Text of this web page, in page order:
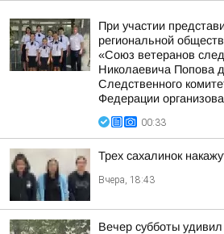
При участии
региональной
«Союз ветеранов
Николаевича Попова
Следственного
Федерации
00:33
Трех сахалинок
Вчера, 18:43
Вечер субботы